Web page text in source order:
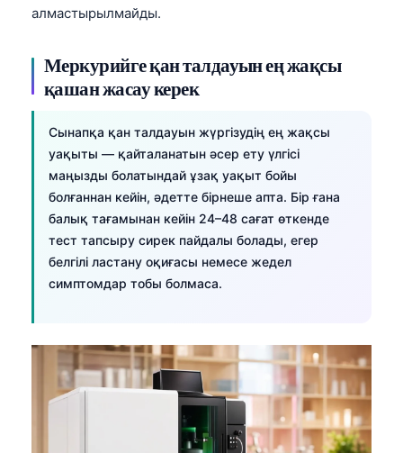
алмастырылмайды.
Меркурийге қан талдауын ең жақсы
қашан жасау керек
Сынапқа қан талдауын жүргізудің ең жақсы
уақыты — қайталанатын әсер ету үлгісі
маңызды болатындай ұзақ уақыт бойы
болғаннан кейін, әдетте бірнеше апта. Бір ғана
балық тағамынан кейін 24–48 сағат өткенде
тест тапсыру сирек пайдалы болады, егер
белгілі ластану оқиғасы немесе жедел
симптомдар тобы болмаса.
فارسی
Български
हिन्दी
Bahasa Indonesia
Հայերեն
Српски језик
Svenska
Bosanski
Azərbaycan dili
日本語